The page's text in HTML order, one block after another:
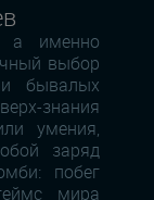
а именно
выбор
бывалых
знания
умения,
заряд
побег
мира